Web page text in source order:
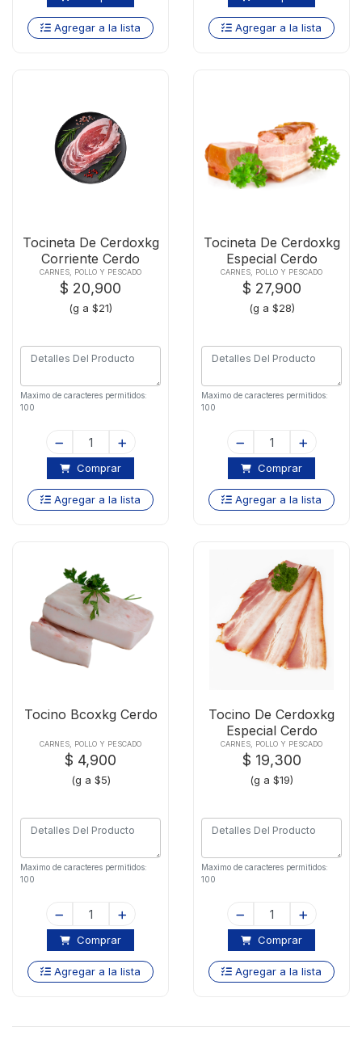
Agregar a la lista Agregar a la lista
Tocineta De Cerdoxkg
Corriente Cerdo
CARNES, POLLO Y PESCADO
$ 20,900
(g a $21)
Maximo de caracteres permitidos:
100
Comprar
Agregar a la lista
Tocineta De Cerdoxkg
Especial Cerdo
CARNES, POLLO Y PESCADO
$ 27,900
(g a $28)
Maximo de caracteres permitidos:
100
Comprar
Agregar a la lista
Tocino Bcoxkg Cerdo
CARNES, POLLO Y PESCADO
$ 4,900
(g a $5)
Maximo de caracteres permitidos:
100
Comprar
Agregar a la lista
Tocino De Cerdoxkg
Especial Cerdo
CARNES, POLLO Y PESCADO
$ 19,300
(g a $19)
Maximo de caracteres permitidos:
100
Comprar
Agregar a la lista